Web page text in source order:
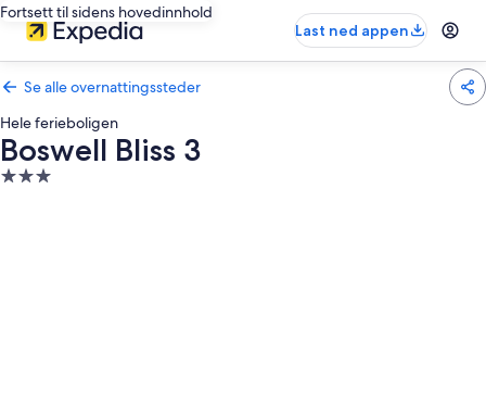
Fortsett til sidens hovedinnhold
Last ned appen
Se alle overnattingssteder
Hele ferieboligen
Boswell Bliss 3
Overnattingssted